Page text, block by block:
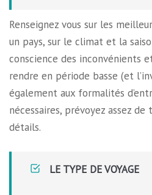
Renseignez vous sur les
un pays, sur le climat et la
conscience des inconvénients
rendre en période basse (et
également aux formalités
nécessaires, prévoyez assez
détails.
LE TYPE DE VOYAGE